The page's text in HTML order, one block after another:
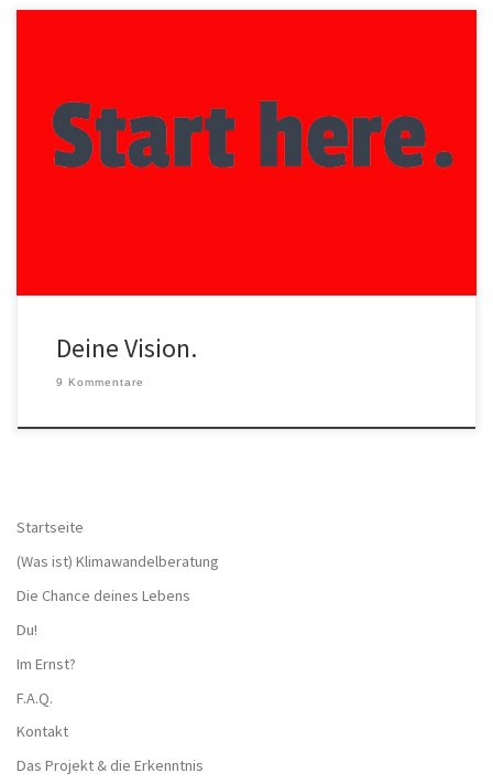
Hallo, willkommen bei der Klimawandelberatung. Vielleicht ist dir
das hier alles zu viel Text auf der Seite – dann fang einfach hier an.
Wir suchen dringend Vorstellungen davon, wie die Welt aussehen
wird, wenn wir unseren Lebensstil auf „nachhaltig“ umstellen –
Deine Vision.
9 Kommentare
Startseite
(Was ist) Klimawandelberatung
Die Chance deines Lebens
Du!
Im Ernst?
F.A.Q.
Kontakt
Das Projekt & die Erkenntnis